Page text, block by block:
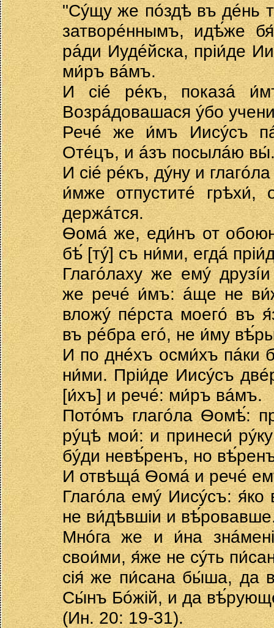
"Сýщу же пóздѣ въ дéнь
затворéннымъ, идѣ́же
рáди Иудéйска, прiи́де
ми́ръ вáмъ.
И сié рéкъ, показá
Возрáдовашася ýбо
Речé же и́мъ Иисýсъ
Отéцъ, и áзъ посылáю
И сié рéкъ, дýну и
и́мже отпуститé грѣхи́,
держáтся.
Ѳомá же, еди́нъ от
бѣ́ [тý] съ ни́ми, егдá
Глагóлаху же емý
же речé и́мъ: áще не
вложý пéрста моегó въ
въ рéбра егó, не и́му
И по днéхъ осми́хъ пáки
ни́ми. Прiи́де Иисýсъ
[и́хъ] и речé: ми́ръ вáмъ.
Потóмъ глагóла Ѳомѣ́:
рýцѣ мои́: и принеси́
бýди невѣ́ренъ, но
И отвѣщá Ѳомá и речé
Глагóла емý Иисýсъ:
не ви́дѣвшiи и
Мнóга же и и́на
свои́ми, я́же не сýть
сiя́ же пи́сана бы́ша, да
Сы́нъ Бóжiй, и да
(Ин. 20: 19-31).